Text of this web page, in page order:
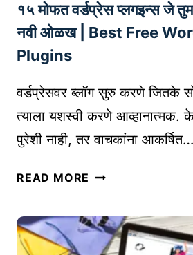
व
सा
जे
का
य
सु
वा
त
१५ मोफत वर्डप्रेस प्लगइन्स जे
नवी ओळख | Best Free
Plugins
वर्डप्रेसवर ब्लॉग सुरु करणे जितके
त्याला यशस्वी करणे
पुरेशी नाही, तर वाचकांना आकर्षित…
READ MORE १
फ